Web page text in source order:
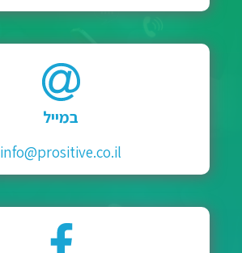
במייל
info@prositive.co.il